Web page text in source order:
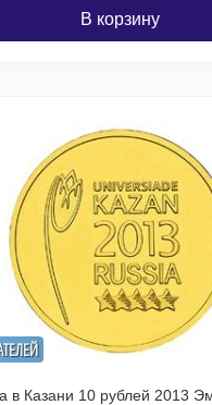
В корзину